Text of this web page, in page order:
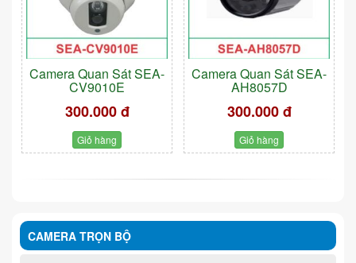
Camera Quan Sát SEA-
CV9010E
300.000 đ
Giỏ hàng
Camera Quan Sát SEA-
AH8057D
300.000 đ
Giỏ hàng
CAMERA TRỌN BỘ